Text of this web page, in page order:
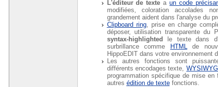
L'éditeur de texteaun code
modifiées, coloration accolades
grandement aident dans l'analyse du
Clipboard ring, prise en charge
déposer, utilisation transparente du
syntax-highlighted le texte dans
surbrillance comme HTML
de
HippoEDIT dans votre environnement
Les autres fonctions sont
différents encodages texte,
programmation spécifique de mise
autres édition de textefonctions.